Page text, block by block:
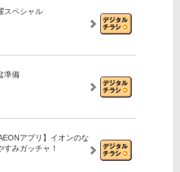
スペシャル
準備
アプリ】イオンのな
すみガッチャ！